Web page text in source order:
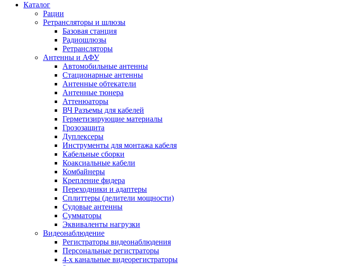
Каталог
Рации
Ретрансляторы и шлюзы
Базовая станция
Радиошлюзы
Ретрансляторы
Антенны и АФУ
Автомобильные антенны
Стационарные антенны
Антенные обтекатели
Антенные тюнера
Аттенюаторы
ВЧ Разъемы для кабелей
Герметизирующие материалы
Грозозащита
Дуплексеры
Инструменты для монтажа кабеля
Кабельные сборки
Коаксиальные кабели
Комбайнеры
Крепление фидера
Переходники и адаптеры
Сплиттеры (делители мощности)
Судовые антенны
Сумматоры
Эквиваленты нагрузки
Видеонаблюдение
Регистраторы видеонаблюдения
Персональные регистраторы
4-х канальные видеорегистраторы